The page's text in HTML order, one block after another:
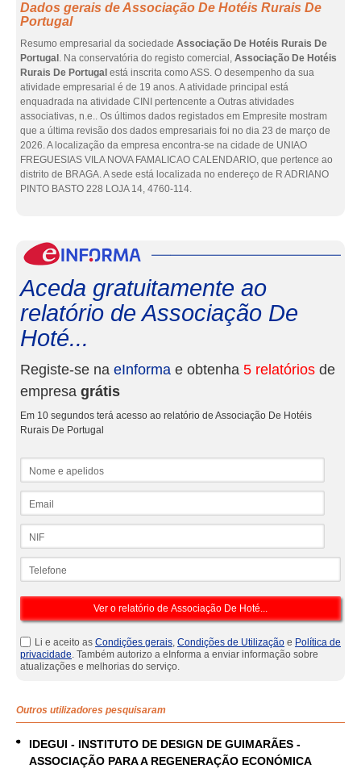
Dados gerais de Associação De Hotéis Rurais De
Portugal
Resumo empresarial da sociedade Associação De Hotéis Rurais De
Portugal . Na conservatória do registo comercial, Associação De Hotéis
Rurais De Portugal está inscrita como ASS. O desempenho da sua
atividade empresarial é de 19 anos. A atividade principal está
enquadrada na atividade CINI pertencente a Outras atividades
associativas, n.e.. Os últimos dados registados em Empresite mostram
que a última revisão dos dados empresariais foi no dia 23 de março de
2026. A localização da empresa encontra-se na cidade de UNIAO
FREGUESIAS VILA NOVA FAMALICAO CALENDARIO, que pertence ao
distrito de BRAGA. A sede está localizada no endereço de R ADRIANO
PINTO BASTO 228 LOJA 14, 4760-114.
Aceda gratuitamente ao
relatório de Associação De
Hoté...
Registe-se na eInforma e obtenha 5 relatórios de
empresa grátis
Em 10 segundos terá acesso ao relatório de Associação De Hotéis
Rurais De Portugal
Li e aceito as Condições gerais, Condições de Utilização e Política de
privacidade. Também autorizo a eInforma a enviar informação sobre
atualizações e melhorias do serviço.
Outros utilizadores pesquisaram
IDEGUI - INSTITUTO DE DESIGN DE GUIMARÃES -
ASSOCIAÇÃO PARA A REGENERAÇÃO ECONÓMICA